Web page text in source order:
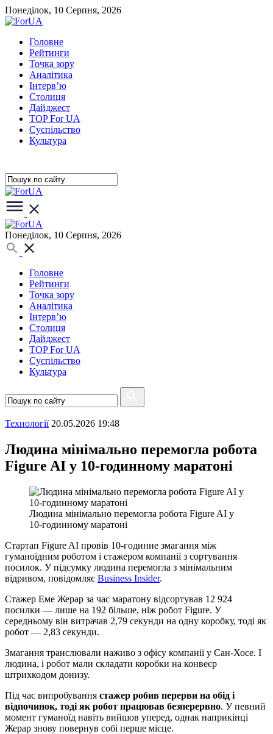
Понеділок, 10 Серпня, 2026
Головне
Рейтинги
Точка зору
Аналітика
Інтерв’ю
Столиця
Дайджест
TOP For UA
Суспiльство
Культура
Понеділок, 10 Серпня, 2026
Головне
Рейтинги
Точка зору
Аналітика
Інтерв’ю
Столиця
Дайджест
TOP For UA
Суспiльство
Культура
Технології 20.05.2026 19:48
Людина мінімально перемогла робота
Figure AI у 10-годинному маратоні
Людина мінімально перемогла робота Figure AI у
10-годинному маратоні
Стартап Figure AI провів 10-годинне змагання між
гуманоїдним роботом і стажером компанії з сортування
посилок. У підсумку людина перемогла з мінімальним
відривом, повідомляє Business Insider.
Стажер Еме Жерар за час маратону відсортував 12 924
посилки — лише на 192 більше, ніж робот Figure. У
середньому він витрачав 2,79 секунди на одну коробку, тоді як
робот — 2,83 секунди.
Змагання транслювали наживо з офісу компанії у Сан-Хосе. І
людина, і робот мали складати коробки на конвеєр
штрихкодом донизу.
Під час випробування стажер робив перерви на обід і
відпочинок, тоді як робот працював безперервно. У певний
момент гуманоїд навіть вийшов уперед, однак наприкінці
Жерар знову повернув собі перше місце.